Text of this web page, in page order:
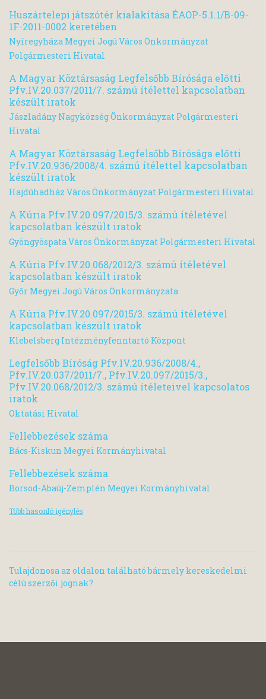
Huszártelepi játszótér kialakítása ÉAOP-5.1.1/B-09-
1F-2011-0002 keretében
Nyíregyháza Megyei Jogú Város Önkormányzat
Polgármesteri Hivatal
A Magyar Köztársaság Legfelsőbb Bírósága előtti
Pfv.IV.20.037/2011/7. számú ítélettel kapcsolatban
készült iratok
Jászladány Nagyközség Önkormányzat Polgármesteri
Hivatal
A Magyar Köztársaság Legfelsőbb Bírósága előtti
Pfv.IV.20.936/2008/4. számú ítélettel kapcsolatban
készült iratok
Hajdúhadház Város Önkormányzat Polgármesteri Hivatal
A Kúria Pfv.IV.20.097/2015/3. számú ítéletével
kapcsolatban készült iratok
Gyöngyöspata Város Önkormányzat Polgármesteri Hivatal
A Kúria Pfv.IV.20.068/2012/3. számú ítéletével
kapcsolatban készült iratok
Győr Megyei Jogú Város Önkormányzata
A Kúria Pfv.IV.20.097/2015/3. számú ítéletével
kapcsolatban készült iratok
Klebelsberg Intézményfenntartó Központ
Legfelsőbb Bíróság Pfv.IV.20.936/2008/4.,
Pfv.IV.20.037/2011/7., Pfv.IV.20.097/2015/3.,
Pfv.IV.20.068/2012/3. számú ítéleteivel kapcsolatos
iratok
Oktatási Hivatal
Fellebbezések száma
Bács-Kiskun Megyei Kormányhivatal
Fellebbezések száma
Borsod-Abaúj-Zemplén Megyei Kormányhivatal
Több hasonló igénylés
Tulajdonosa az oldalon található bármely kereskedelmi
célú szerzői jognak?